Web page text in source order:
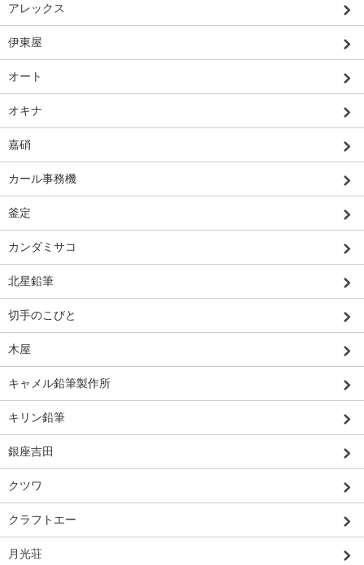
アレックス
伊東屋
オート
オキナ
嘉硝
カール事務機
釜定
カンダミサコ
北星鉛筆
切手のこびと
木屋
キャメル鉛筆製作所
キリン鉛筆
銀座吉田
クツワ
クラフトエー
月光荘